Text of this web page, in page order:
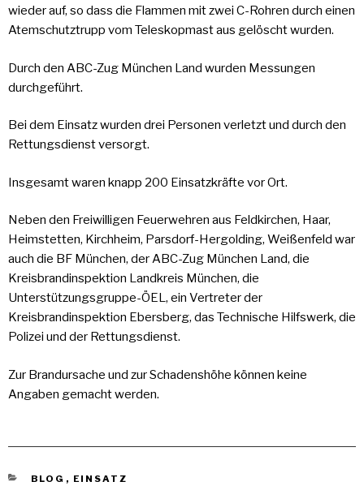
wieder auf, so dass die Flammen mit zwei C-Rohren durch einen
Atemschutztrupp vom Teleskopmast aus gelöscht wurden.
Durch den ABC-Zug München Land wurden Messungen
durchgeführt.
Bei dem Einsatz wurden drei Personen verletzt und durch den
Rettungsdienst versorgt.
Insgesamt waren knapp 200 Einsatzkräfte vor Ort.
Neben den Freiwilligen Feuerwehren aus Feldkirchen, Haar,
Heimstetten, Kirchheim, Parsdorf-Hergolding, Weißenfeld war
auch die BF München, der ABC-Zug München Land, die
Kreisbrandinspektion Landkreis München, die
Unterstützungsgruppe-ÖEL, ein Vertreter der
Kreisbrandinspektion Ebersberg, das Technische Hilfswerk, die
Polizei und der Rettungsdienst.
Zur Brandursache und zur Schadenshöhe können keine
Angaben gemacht werden.
KATEGORIEN
BLOG , EINSATZ